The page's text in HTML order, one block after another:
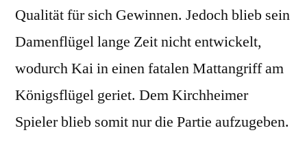
Qualität für sich Gewinnen. Jedoch blieb sein
Damenflügel lange Zeit nicht entwickelt,
wodurch Kai in einen fatalen Mattangriff am
Königsflügel geriet. Dem Kirchheimer
Spieler blieb somit nur die Partie aufzugeben.